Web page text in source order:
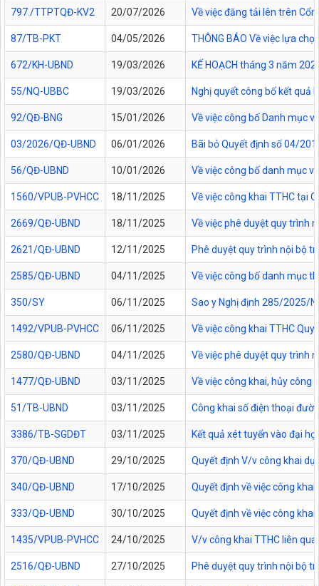
797./TTPTQĐ-KV2 20/07/2026 Về việc đăng tải lên trên
87/TB-PKT 04/05/2026 THÔNG BÁO Về việc lựa
672/KH-UBND 19/03/2026 KẾ HOẠCH tháng 3 năm
55/NQ-UBBC 19/03/2026 Nghị quyết công bố kết quả
92/QĐ-BNG 15/01/2026 Về việc công bố Danh mục
03/2026/QĐ-UBND 06/01/2026 Bãi bỏ Quyết định số 04/
56/QĐ-UBND 10/01/2026 Về việc công bố danh mục
1560/VPUB-PVHCC 18/11/2025 Về việc công khai TTHC tại
2669/QĐ-UBND 18/11/2025 Về việc phê duyệt quy trình
2621/QĐ-UBND 12/11/2025 Phê duyệt quy trình nội bộ
2585/QĐ-UBND 04/11/2025 Về việc công bố danh mục
350/SY 06/11/2025 Sao y Nghị định 285/2025/
1492/VPUB-PVHCC 06/11/2025 Về việc công khai TTHC
2580/QĐ-UBND 04/11/2025 Về việc phê duyệt quy trình
1477/QĐ-UBND 03/11/2025 Về việc công khai, hủy công
51/TB-UBND 03/11/2025 Công khai số điện thoại
3386/TB-SGDĐT 03/11/2025 Kết quả xét tuyển vào đại
370/QĐ-UBND 29/10/2025 Quyết định V/v công khai
340/QĐ-UBND 17/10/2025 Quyết định về việc công
333/QĐ-UBND 30/10/2025 Quyết định về việc công
1435/VPUB-PVHCC 24/10/2025 V/v công khai TTHC liên
2516/QĐ-UBND 27/10/2025 Phê duyệt quy trình nội bộ